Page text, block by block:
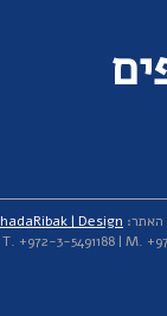
האתר: hadaRibak | Design